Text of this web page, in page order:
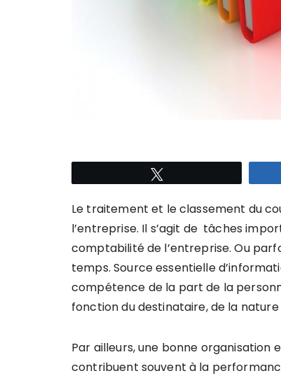
Le traitement et le classement du
l’entreprise. Il s’agit de tâches
comptabilité de l’entreprise. Ou
temps.Source essentielle
compétence de la part de la
fonction du destinataire, de la
Par ailleurs,une bonne organisation
contribuent souvent à la